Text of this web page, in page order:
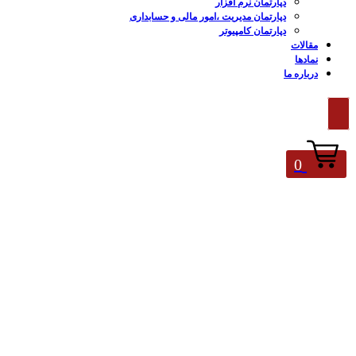
دپارتمان نرم افزار
دپارتمان مدیریت ،امور مالی و حسابداری
دپارتمان کامپیوتر
مقالات
نمادها
درباره ما
0